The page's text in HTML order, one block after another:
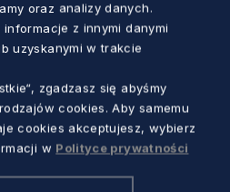
oraz analizy danych.
informacje z innymi danymi
uzyskanymi w trakcie
zgadzasz się abyśmy
cookies. Aby samemu
cookies akceptujesz, wybierz
w Polityce prywatności